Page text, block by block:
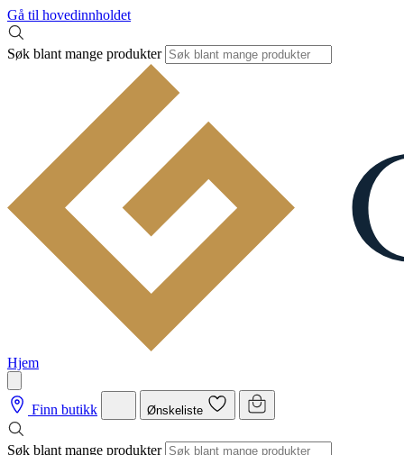
Gå til hovedinnholdet
Søk blant mange produkter
Hjem
Finn butikk Ønskeliste
Søk blant mange produkter